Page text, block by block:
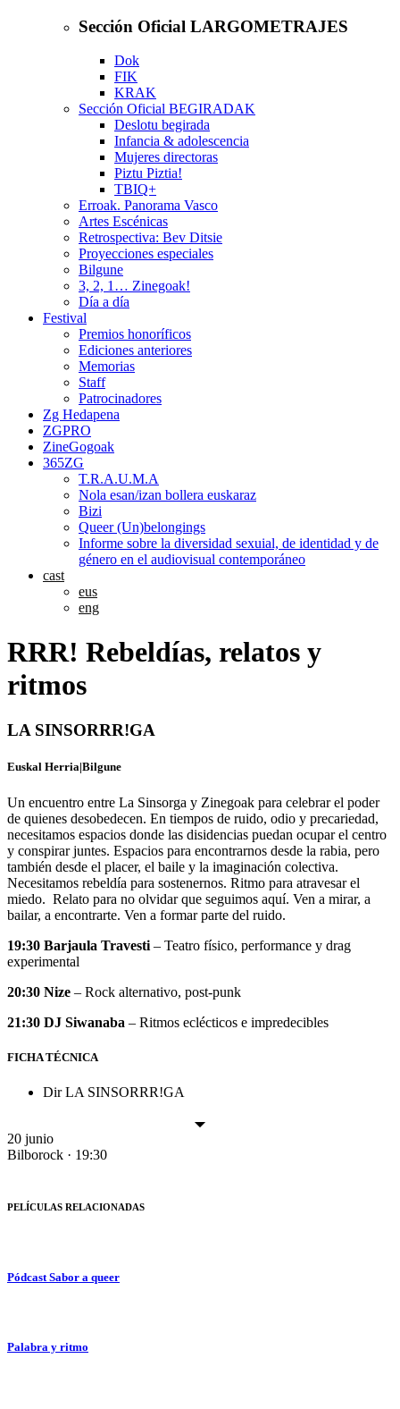
Sección Oficial LARGOMETRAJES
Dok
FIK
KRAK
Sección Oficial BEGIRADAK
Deslotu begirada
Infancia & adolescencia
Mujeres directoras
Piztu Piztia!
TBIQ+
Erroak. Panorama Vasco
Artes Escénicas
Retrospectiva: Bev Ditsie
Proyecciones especiales
Bilgune
3, 2, 1… Zinegoak!
Día a día
Festival
Premios honoríficos
Ediciones anteriores
Memorias
Staff
Patrocinadores
Zg Hedapena
ZGPRO
ZineGogoak
365ZG
T.R.A.U.M.A
Nola esan/izan bollera euskaraz
Bizi
Queer (Un)belongings
Informe sobre la diversidad sexuial, de identidad y de
género en el audiovisual contemporáneo
cast
eus
eng
RRR! Rebeldías, relatos y
ritmos
LA SINSORRR!GA
Euskal Herria|Bilgune
Un encuentro entre La Sinsorga y Zinegoak para celebrar el poder
de quienes desobedecen. En tiempos de ruido, odio y precariedad,
necesitamos espacios donde las disidencias puedan ocupar el centro
y conspirar juntes. Espacios para encontrarnos desde la rabia, pero
también desde el placer, el baile y la imaginación colectiva.
Necesitamos rebeldía para sostenernos. Ritmo para atravesar el
miedo. Relato para no olvidar que seguimos aquí. Ven a mirar, a
bailar, a encontrarte. Ven a formar parte del ruido.
19:30 Barjaula Travesti – Teatro físico, performance y drag
experimental
20:30 Nize – Rock alternativo, post-punk
21:30 DJ Siwanaba – Ritmos eclécticos e impredecibles
FICHA TÉCNICA
DirLA SINSORRR!GA
20 junio
Bilborock · 19:30
PELÍCULAS RELACIONADAS
Pódcast Sabor a queer
Palabra y ritmo